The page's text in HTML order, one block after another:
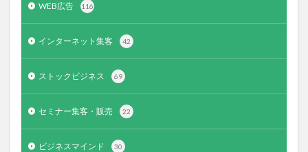
WEB広告 116
インターネット集客 42
ストックビジネス 69
セミナー集客・販売 22
ビジネスマインド 30